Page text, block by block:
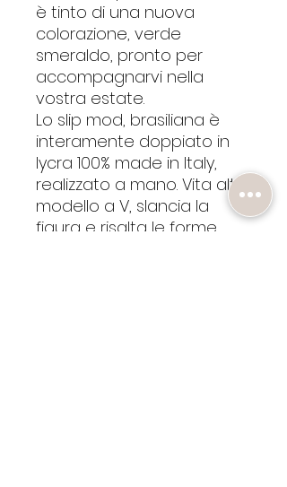
è tinto di una nuova
colorazione, verde
smeraldo, pronto per
accompagnarvi nella
vostra estate.
Lo slip mod, brasiliana è
interamente doppiato in
lycra 100% made in Italy,
realizzato a mano. Vita alta,
modello a V, slancia la
figura e risalta le forme.